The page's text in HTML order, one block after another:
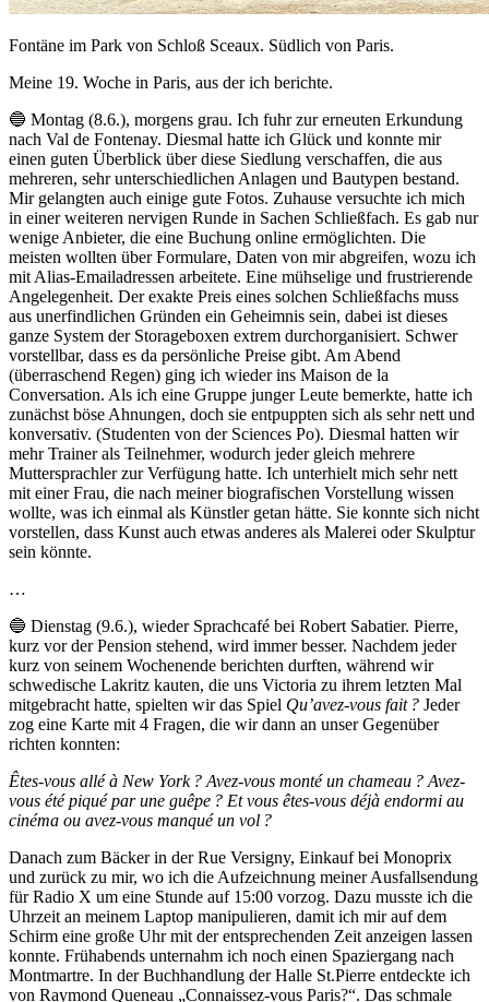
Fontäne im Park von Schloß Sceaux. Südlich von Paris.
Meine 19. Woche in Paris, aus der ich berichte.
🔵 Montag (8.6.), morgens grau. Ich fuhr zur erneuten Erkundung
nach Val de Fontenay. Diesmal hatte ich Glück und konnte mir
einen guten Überblick über diese Siedlung verschaffen, die aus
mehreren, sehr unterschiedlichen Anlagen und Bautypen bestand.
Mir gelangten auch einige gute Fotos. Zuhause versuchte ich mich
in einer weiteren nervigen Runde in Sachen Schließfach. Es gab nur
wenige Anbieter, die eine Buchung online ermöglichten. Die
meisten wollten über Formulare, Daten von mir abgreifen, wozu ich
mit Alias-Emailadressen arbeitete. Eine mühselige und frustrierende
Angelegenheit. Der exakte Preis eines solchen Schließfachs muss
aus unerfindlichen Gründen ein Geheimnis sein, dabei ist dieses
ganze System der Storageboxen extrem durchorganisiert. Schwer
vorstellbar, dass es da persönliche Preise gibt. Am Abend
(überraschend Regen) ging ich wieder ins Maison de la
Conversation. Als ich eine Gruppe junger Leute bemerkte, hatte ich
zunächst böse Ahnungen, doch sie entpuppten sich als sehr nett und
konversativ. (Studenten von der Sciences Po). Diesmal hatten wir
mehr Trainer als Teilnehmer, wodurch jeder gleich mehrere
Muttersprachler zur Verfügung hatte. Ich unterhielt mich sehr nett
mit einer Frau, die nach meiner biografischen Vorstellung wissen
wollte, was ich einmal als Künstler getan hätte. Sie konnte sich nicht
vorstellen, dass Kunst auch etwas anderes als Malerei oder Skulptur
sein könnte.
…
🔵 Dienstag (9.6.), wieder Sprachcafé bei Robert Sabatier. Pierre,
kurz vor der Pension stehend, wird immer besser. Nachdem jeder
kurz von seinem Wochenende berichten durften, während wir
schwedische Lakritz kauten, die uns Victoria zu ihrem letzten Mal
mitgebracht hatte, spielten wir das Spiel Qu’avez-vous fait ? Jeder
zog eine Karte mit 4 Fragen, die wir dann an unser Gegenüber
richten konnten:
Êtes-vous allé à New York ? Avez-vous monté un chameau ? Avez-
vous été piqué par une guêpe ? Et vous êtes-vous déjà endormi au
cinéma ou avez-vous manqué un vol ?
Danach zum Bäcker in der Rue Versigny, Einkauf bei Monoprix
und zurück zu mir, wo ich die Aufzeichnung meiner Ausfallsendung
für Radio X um eine Stunde auf 15:00 vorzog. Dazu musste ich die
Uhrzeit an meinem Laptop manipulieren, damit ich mir auf dem
Schirm eine große Uhr mit der entsprechenden Zeit anzeigen lassen
konnte. Frühabends unternahm ich noch einen Spaziergang nach
Montmartre. In der Buchhandlung der Halle St.Pierre entdeckte ich
von Raymond Queneau „Connaissez-vous Paris?“. Das schmale